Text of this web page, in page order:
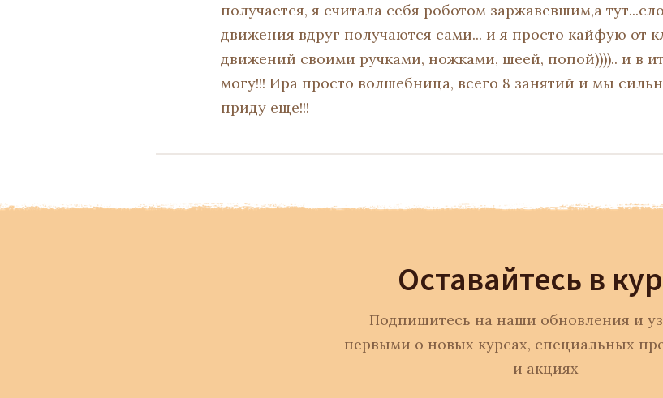
получается, я считала себя роботом заржавевшим,а
движения вдруг получаются сами... и я просто кайфую от
движений своими ручками, ножками, шеей, попой)))).. и в
могу!!! Ира просто волшебница, всего 8 занятий и мы
приду еще!!!
Оставайтесь в
Подпишитесь на наши обновления и
первыми о новых курсах, специальных
и акциях